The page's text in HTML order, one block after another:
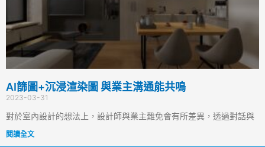
AI篩圖+沉浸渲染圖 與業主溝通能共鳴
2023-03-31
對於室內設計的想法上，設計師與業主難免會有所差異，透過對話與
閱讀全文